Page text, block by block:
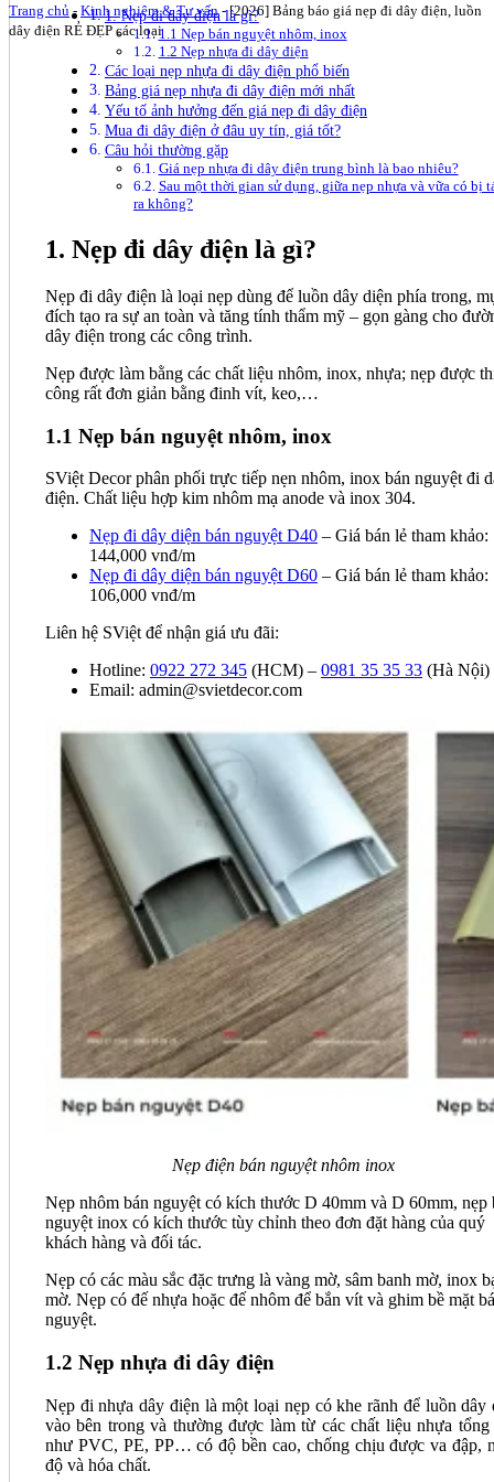
Trang chủ - Kinh nghiệm & Tư vấn-[2026] Bảng báo giá nẹp đi dây điện, luồn
dây điện RẺ ĐẸP các loại
1. Nẹp đi dây điện là gì?
1.1 Nẹp bán nguyệt nhôm, inox
1.2 Nẹp nhựa đi dây điện
Các loại nẹp nhựa đi dây điện phổ biến
Bảng giá nẹp nhựa đi dây điện mới nhất
Yếu tố ảnh hưởng đến giá nẹp đi dây điện
Mua đi dây điện ở đâu uy tín, giá tốt?
Câu hỏi thường gặp
Giá nẹp nhựa đi dây điện trung bình là bao nhiêu?
Sau một thời gian sử dụng, giữa nẹp nhựa và vữa có bị
ra không?
1. Nẹp đi dây điện là gì?
Nẹp đi dây điện là loại nẹp dùng để luồn dây diện phía trong,
đích tạo ra sự an toàn và tăng tính thẩm mỹ – gọn gàng cho
dây điện trong các công trình.
Nẹp được làm bằng các chất liệu nhôm, inox, nhựa; nẹp được
công rất đơn giản bằng đinh vít, keo,…
1.1 Nẹp bán nguyệt nhôm, inox
SViệt Decor phân phối trực tiếp nẹn nhôm, inox bán nguyệt đi
điện. Chất liệu hợp kim nhôm mạ anode và inox 304.
Nẹp đi dây diện bán nguyệt D40 – Giá bán lẻ tham khảo:
144,000 vnđ/m
Nẹp đi dây diện bán nguyệt D60 – Giá bán lẻ tham khảo:
106,000 vnđ/m
Liên hệ SViệt để nhận giá ưu đãi:
Hotline: 0922 272 345 (HCM) – 0981 35 35 33 (Hà Nội)
Email: admin@svietdecor.com
Nẹp điện bán nguyệt nhôm inox
Nẹp nhôm bán nguyệt có kích thước D 40mm và D 60mm, nẹp
nguyệt inox có kích thước tùy chỉnh theo đơn đặt hàng của quý
khách hàng và đối tác.
Nẹp có các màu sắc đặc trưng là vàng mờ, sâm banh mờ, inox
mờ. Nẹp có đế nhựa hoặc đế nhôm để bắn vít và ghim bề mặt
nguyệt.
1.2 Nẹp nhựa đi dây điện
Nẹp đi nhựa dây điện là một loại nẹp có khe rãnh để luồn dây
vào bên trong và thường được làm từ các chất liệu nhựa tổng
như PVC, PE, PP… có độ bền cao, chống chịu được va đập,
độ và hóa chất.